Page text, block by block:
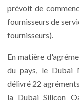
prévoit de
fournisseurs de
fournisseurs).
En matière
du pays, le Dubai
délivré 22
la Dubai Silicon